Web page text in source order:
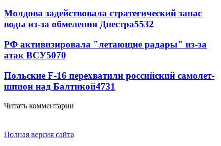
Молдова задействовала стратегический запас
воды из-за обмеления Днестра5532
РФ активизировала "летающие радары" из-за
атак ВСУ5070
Польские F-16 перехватили российский самолет-
шпион над Балтикой4731
Читать комментарии
Полная версия сайта